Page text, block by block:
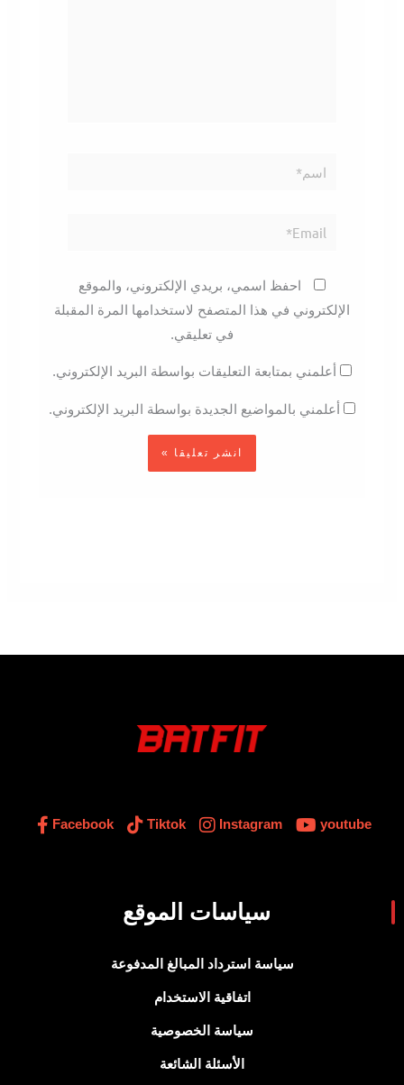
احفظ اسمي، بريدي الإلكتروني، والموقع
الإلكتروني في هذا المتصفح لاستخدامها المرة المقبلة
في تعليقي.
أعلمني بمتابعة التعليقات بواسطة البريد الإلكتروني.
أعلمني بالمواضيع الجديدة بواسطة البريد الإلكتروني.
youtube
Instagram
Tiktok
Facebook
سياسات الموقع
سياسة استرداد المبالغ المدفوعة
اتفاقية الاستخدام
سياسة الخصوصية
الأسئلة الشائعة